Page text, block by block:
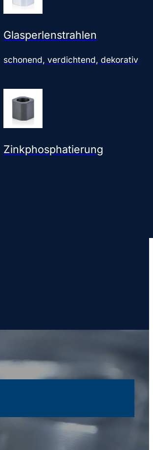
Glasperlenstrahlen
schonend, verdichtend, dekorativ
Zinkphosphatierung